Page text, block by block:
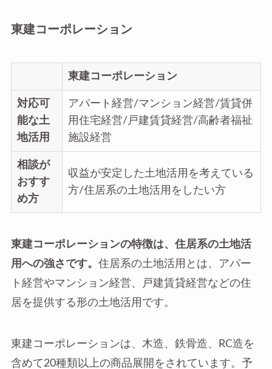
東建コーポレーション
東建コーポレーション
対応可
能な土
地活用
アパート経営/マンション経営/賃貸併
用住宅経営/戸建賃貸経営/高齢者福祉
施設経営
相談が
おすす
め方
収益が安定した土地活用を考えている
方/住居系の土地活用をしたい方
東建コーポレーションの特徴は、住居系の土地活
用への強さです。 住居系の土地活用とは、アパー
ト経営やマンション経営、戸建賃貸経営などの住
居を提供する形の土地活用です。
東建コーポレーションは、木造、鉄骨造、RC造を
含めて20種類以上の商品展開をされています。予